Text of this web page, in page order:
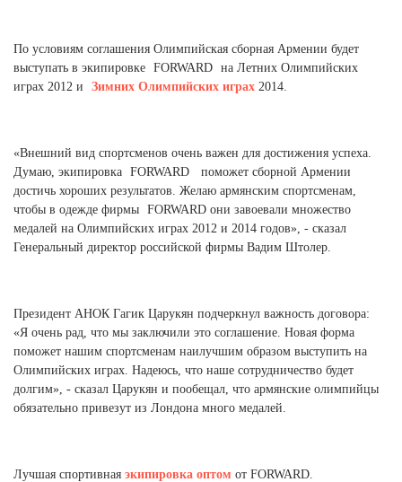
По условиям соглашения Олимпийская сборная Армении будет
выступать в экипировке FORWARD на Летних Олимпийских
играх 2012 и
Зимних Олимпийских играх 2014.
«Внешний вид спортсменов очень важен для достижения успеха.
Думаю, экипировка FORWARD
поможет сборной Армении
достичь хороших результатов. Желаю армянским спортсменам,
чтобы в одежде фирмы FORWARD они завоевали множество
медалей на Олимпийских играх 2012 и 2014 годов», - сказал
Генеральный директор российской фирмы Вадим Штолер.
Президент АНОК Гагик Царукян подчеркнул важность договора:
«Я очень рад, что мы заключили это соглашение. Новая форма
поможет нашим спортсменам наилучшим образом выступить на
Олимпийских играх. Надеюсь, что наше сотрудничество будет
долгим», - сказал Царукян и пообещал, что армянские олимпийцы
обязательно привезут из Лондона много медалей.
Лучшая спортивная экипировка оптом от FORWARD.